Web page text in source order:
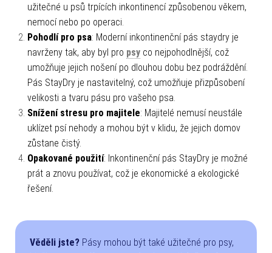
užitečné u psů trpících inkontinencí způsobenou věkem,
nemocí nebo po operaci.
Pohodlí pro psa: Moderní inkontinenční pás staydry je
navrženy tak, aby byl pro psy co nejpohodlnější, což
umožňuje jejich nošení po dlouhou dobu bez podráždění.
Pás StayDry je nastavitelný, což umožňuje přizpůsobení
velikosti a tvaru pásu pro vašeho psa.
Snížení stresu pro majitele: Majitelé nemusí neustále
uklízet psí nehody a mohou být v klidu, že jejich domov
zůstane čistý.
Opakované použití: Inkontinenční pás StayDry je možné
prát a znovu používat, což je ekonomické a ekologické
řešení.
Věděli jste? Pásy mohou být také užitečné pro psy,